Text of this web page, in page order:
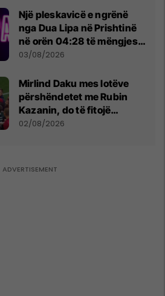
Një pleskavicë e ngrënë
nga Dua Lipa në Prishtinë
në orën 04:28 të mëngjesit
- dhe bota digjitale serbe
03/08/2026
Mirlind Daku mes lotëve
përshëndetet me Rubin
Kazanin, do të fitojë
miliona te Spartak Moska
02/08/2026